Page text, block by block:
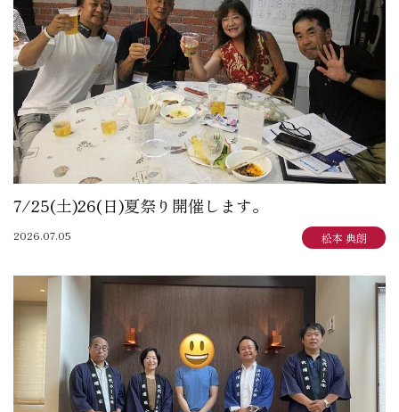
7/25(土)26(日)夏祭り開催します。
2026.07.05 松本 典朗